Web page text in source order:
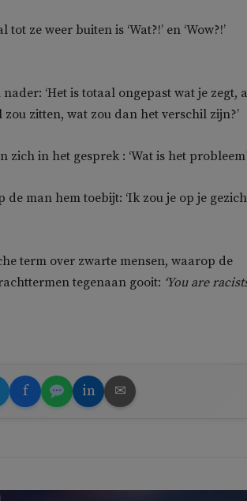
ze weer buiten is ‘Wat?!’ en ‘Wow?!’
‘Het is totaal ongepast wat je zegt,
zitten, wat zou dan het verschil zijn?’
in het gesprek : ‘Wat is het
man hem toebijt: ‘Ik zou je op je
term over zwarte mensen, waarop de
tegenaan gooit: ‘You are
f in ✉